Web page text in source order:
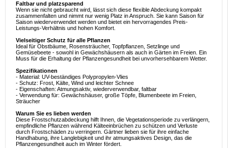
Faltbar und platzsparend
Wenn sie nicht gebraucht wird, lässt sich diese flexible Abdeckung kompakt
zusammenfalten und nimmt nur wenig Platz in Anspruch. Sie kann Saison für
Saison wiederverwendet werden und bietet ein hervorragendes Preis-
Leistungs-Verhältnis und hohen Komfort.
Vielseitiger Schutz für alle Pflanzen
Ideal für Obstbäume, Rosensträucher, Topfpflanzen, Setzlinge und
Gemüsebeete - sowohl in Gewächshäusern als auch in Gärten im Freien. Ein
Muss für die Erhaltung der Pflanzengesundheit bei unvorhersehbarem Wetter.
Spezifikationen
- Material: UV-beständiges Polypropylen-Vlies
- Schutz: Frost, Kälte, Wind und leichter Schnee
- Eigenschaften: Atmungsaktiv, wiederverwendbar, faltbar
- Verwendung für: Gewächshäuser, große Töpfe, Blumenbeete im Freien,
Sträucher
Warum Sie es lieben werden
Diese Frostschutzabdeckung hilft Ihnen, die Vegetationsperiode zu verlängern,
empfindliche Pflanzen während Kälteeinbrüchen zu schützen und Verluste
durch Frostschäden zu verringern. Gärtner lieben sie für ihre einfache
Handhabung, ihre Langlebigkeit und ihr atmungsaktives Design, das die
Pflanzengesundheit auch im Winter fördert.